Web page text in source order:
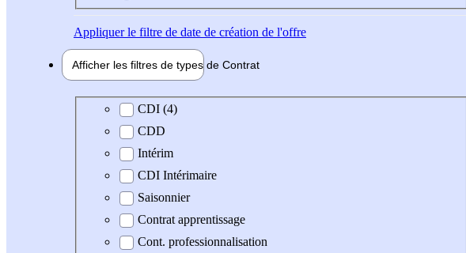
Appliquerle filtre de date de création de l'offre
Afficher les filtres de types de Contrat
Type de contrat
CDI (4)
CDD
Intérim
CDI Intérimaire
Saisonnier
Contrat apprentissage
Cont. professionnalisation